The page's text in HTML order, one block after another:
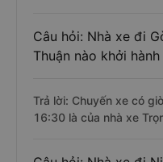
Câu hỏi: Nhà xe đi
Thuận nào khởi
Trả lời: Chuyến xe có
16:30 là của nhà xe